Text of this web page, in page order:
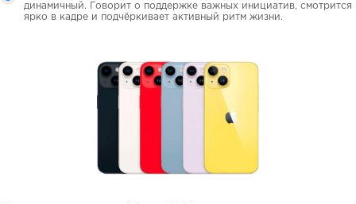
динамичный. Говорит о поддержке важных инициатив, смотрится
ярко в кадре и подчёркивает активный ритм жизни.